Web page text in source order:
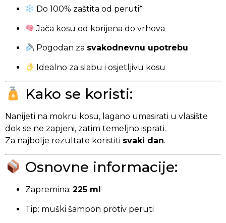
Do 100% zaštita od peruti*
Jača kosu od korijena do vrhova
Pogodan za svakodnevnu upotrebu
Idealno za slabu i osjetljivu kosu
Kako se koristi:
Nanijeti na mokru kosu, lagano umasirati u vlasište
dok se ne zapjeni, zatim temeljno isprati.
Za najbolje rezultate koristiti svaki dan.
Osnovne informacije:
Zapremina: 225 ml
Tip: muški šampon protiv peruti